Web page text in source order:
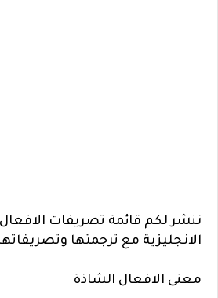
ننشر لكم قائمة تصريفات
الانجليزية مع ترجمتها
معنى الافعال الشاذة